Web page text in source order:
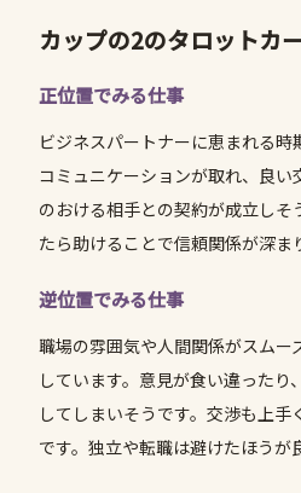
カップの2のタロットカ
正位置でみる仕事
ビジネスパートナーに恵まれる時
コミュニケーションが取れ、良
のおける相手との契約が成立しそ
たら助けることで信頼関係が深ま
逆位置でみる仕事
職場の雰囲気や人間関係がスムー
しています。意見が食い違ったり
してしまいそうです。交渉も上手
です。独立や転職は避けたほうが